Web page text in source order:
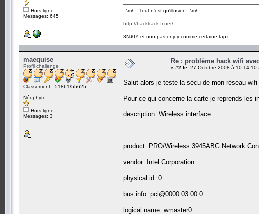
Hors ligne
Messages: 645
..\m/.. Tout n'est qu'illusion ..\m/..
http://backtrack-fr.net/
3NJ0Y et non pas enjoy comme certaine tapz
maequise
Profil challenge
Classement : 51861/55625
Néophyte
Hors ligne
Messages: 3
Re : problème hack wifi
« #2 le: 27 Octobre 2008 à 10:14:10
Salut alors je teste la sécu de mon réseau
Pour ce qui concerne la carte je reprends les
description: Wireless interface
product: PRO/Wireless 3945ABG Network
vendor: Intel Corporation
physical id: 0
bus info: pci@0000:03:00.0
logical name: wmaster0